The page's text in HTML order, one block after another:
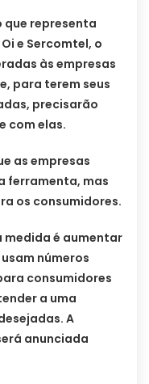
que representa
e Sercomtel, o
às empresas
para terem seus
precisarão
com elas.
as empresas
ferramenta, mas
os consumidores.
medida é aumentar
números
consumidores
a uma
A
anunciada